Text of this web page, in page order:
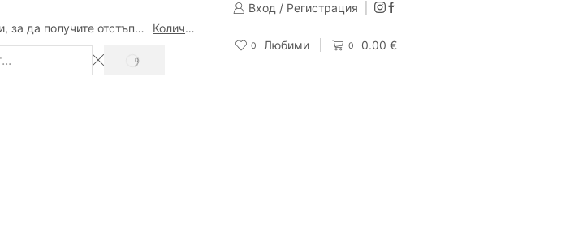
Вход / Регистрация
Използвайте промо кода си, за да получите отстъпка
Количка
SEARCH
0 Любими 0 0.00 €